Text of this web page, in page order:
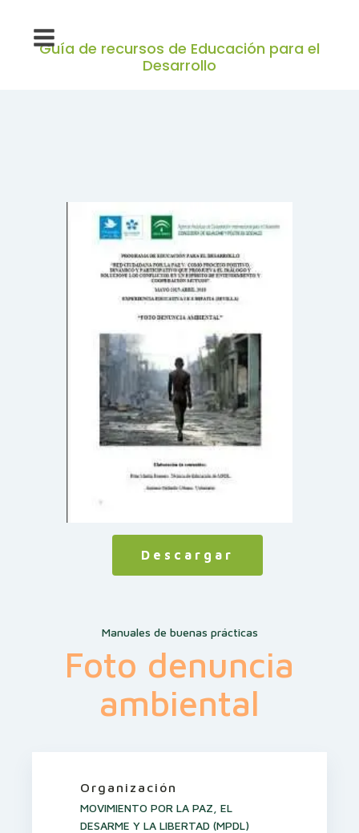
Guía de recursos de Educación para el
Desarrollo
Descargar
Manuales de buenas prácticas
Foto denuncia
ambiental
Organización
MOVIMIENTO POR LA PAZ, EL
DESARME Y LA LIBERTAD (MPDL)